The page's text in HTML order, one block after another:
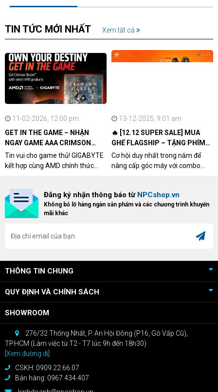
TIN TỨC MỚI NHẤT Xem tất cả
11-02-2026, 12:00 pm
GET IN THE GAME – NHẬN
NGAY GAME AAA CRIMSON
DESERT CÙNG GIGABYTE &
AMD
Tin vui cho game thủ! GIGABYTE
kết hợp cùng AMD chính thức
khách hàng sở hữu VGA Radeon
RX 9070 / RX 9070 XT.
13-12-2025, 9:01 am
🔥 [12.12 SUPER SALE] MUA
GHẾ FLAGSHIP – TẶNG PHÍM
CƠ XỊN
Cơ hội duy nhất trong năm để
nâng cấp góc máy với combo
dòng ghế Gaming cao cấp nhất,
bạn sẽ nhận ngay quà tặng trị giá
Đăng ký nhận thông báo từ NPCshop.vn
Không bỏ lỡ hàng ngàn sản phẩm và các chương trình khuyến
mãi khác
THÔNG TIN CHUNG
QUY ĐỊNH VÀ CHÍNH SÁCH
SHOWROOM
276/32 Thống Nhất, P. An Hội Đông (P16, Gò Vấp Cũ),
TP.HCM (Làm việc từ T2 - T7 lúc 9h đến 18h30)
[Xem đường đi]
CSKH: 0909.22.66.07
Bán hàng: 0967.434.407